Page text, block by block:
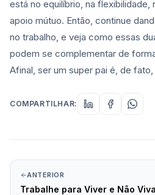
está no equilíbrio, na flexibilidade,
apoio mútuo. Então, continue
no trabalho, e veja como essas
podem se complementar de
Afinal, ser um super pai é, de
COMPARTILHAR:
ANTERIOR
Trabalhe para Viver e Não